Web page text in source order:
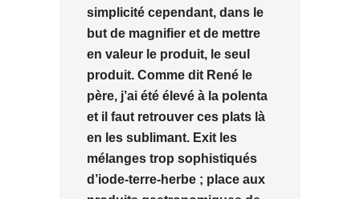
simplicité cependant, dans le
but de magnifier et de mettre
en valeur le produit, le seul
produit. Comme dit René le
père, j’ai été élevé à la polenta
et il faut retrouver ces plats là
en les sublimant. Exit les
mélanges trop sophistiqués
d’iode-terre-herbe ; place aux